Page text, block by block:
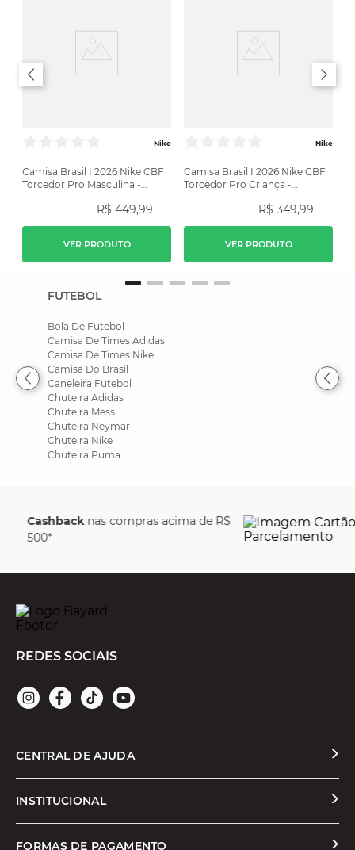
Nike
Camisa Brasil I 2026 Nike CBF
Torcedor Pro Masculina -
R$ 449,99
VER PRODUTO
Nike
Camisa Brasil I 2026 Nike CBF
Torcedor Pro Criança -
R$ 349,99
VER PRODUTO
FUTEBOL
Bola De Futebol
Camisa De Times Adidas
Camisa De Times Nike
Camisa Do Brasil
Caneleira Futebol
Chuteira Adidas
Chuteira Messi
Chuteira Neymar
Chuteira Nike
Chuteira Puma
de R$ Parcele em até
juros
REDES SOCIAIS
CENTRAL DE AJUDA
Solicitar Troca ou Devolução
INSTITUCIONAL
Quem Somos
FORMAS DE PAGAMENTO